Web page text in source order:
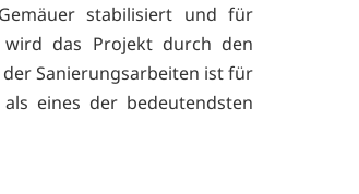
stabilisiert und für
wird das Projekt durch den
Sanierungsarbeiten ist für
eines der bedeutendsten